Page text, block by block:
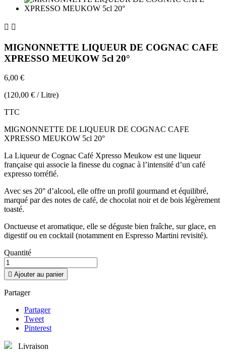
 
MIGNONNETTE LIQUEUR DE COGNAC CAFE
XPRESSO MEUKOW 5cl 20°
6,00 €
(120,00 € / Litre)
TTC
MIGNONNETTE DE LIQUEUR DE COGNAC CAFE
XPRESSO MEUKOW 5cl 20°
La Liqueur de Cognac Café Xpresso Meukow est une liqueur
française qui associe la finesse du cognac à l’intensité d’un café
expresso torréfié.
Avec ses 20° d’alcool, elle offre un profil gourmand et équilibré,
marqué par des notes de café, de chocolat noir et de bois légèrement
toasté.
Onctueuse et aromatique, elle se déguste bien fraîche, sur glace, en
digestif ou en cocktail (notamment en Espresso Martini revisité).
Quantité
 Ajouter au panier
Partager
Partager
Tweet
Pinterest
Livraison